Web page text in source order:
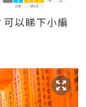
以睇下小編